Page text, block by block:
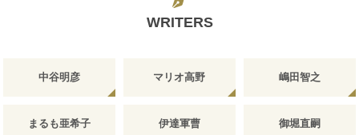
WRITERS
中谷明彦 マリオ高野 嶋田智之
まるも亜希子 伊達軍曹 御堀直嗣